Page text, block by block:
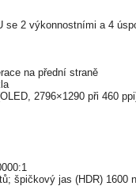
se 2 výkonnostními a 4
na přední straně
2796×1290 při 460
špičkový jas (HDR)